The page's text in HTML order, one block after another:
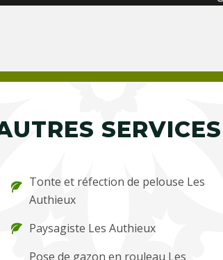
SERVICES
Tonte et réfection de pelouse Les
Authieux
Paysagiste Les Authieux
Pose de gazon en rouleau Les